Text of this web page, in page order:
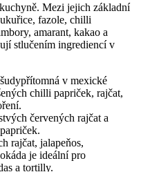
Mezi jejich základní
fazole, chilli
amarant, kakao a
stlučením ingrediencí v
v mexické
chilli papriček, rajčat,
červených rajčat a
rajčat, jalapeňos,
je ideální pro
a tortilly.